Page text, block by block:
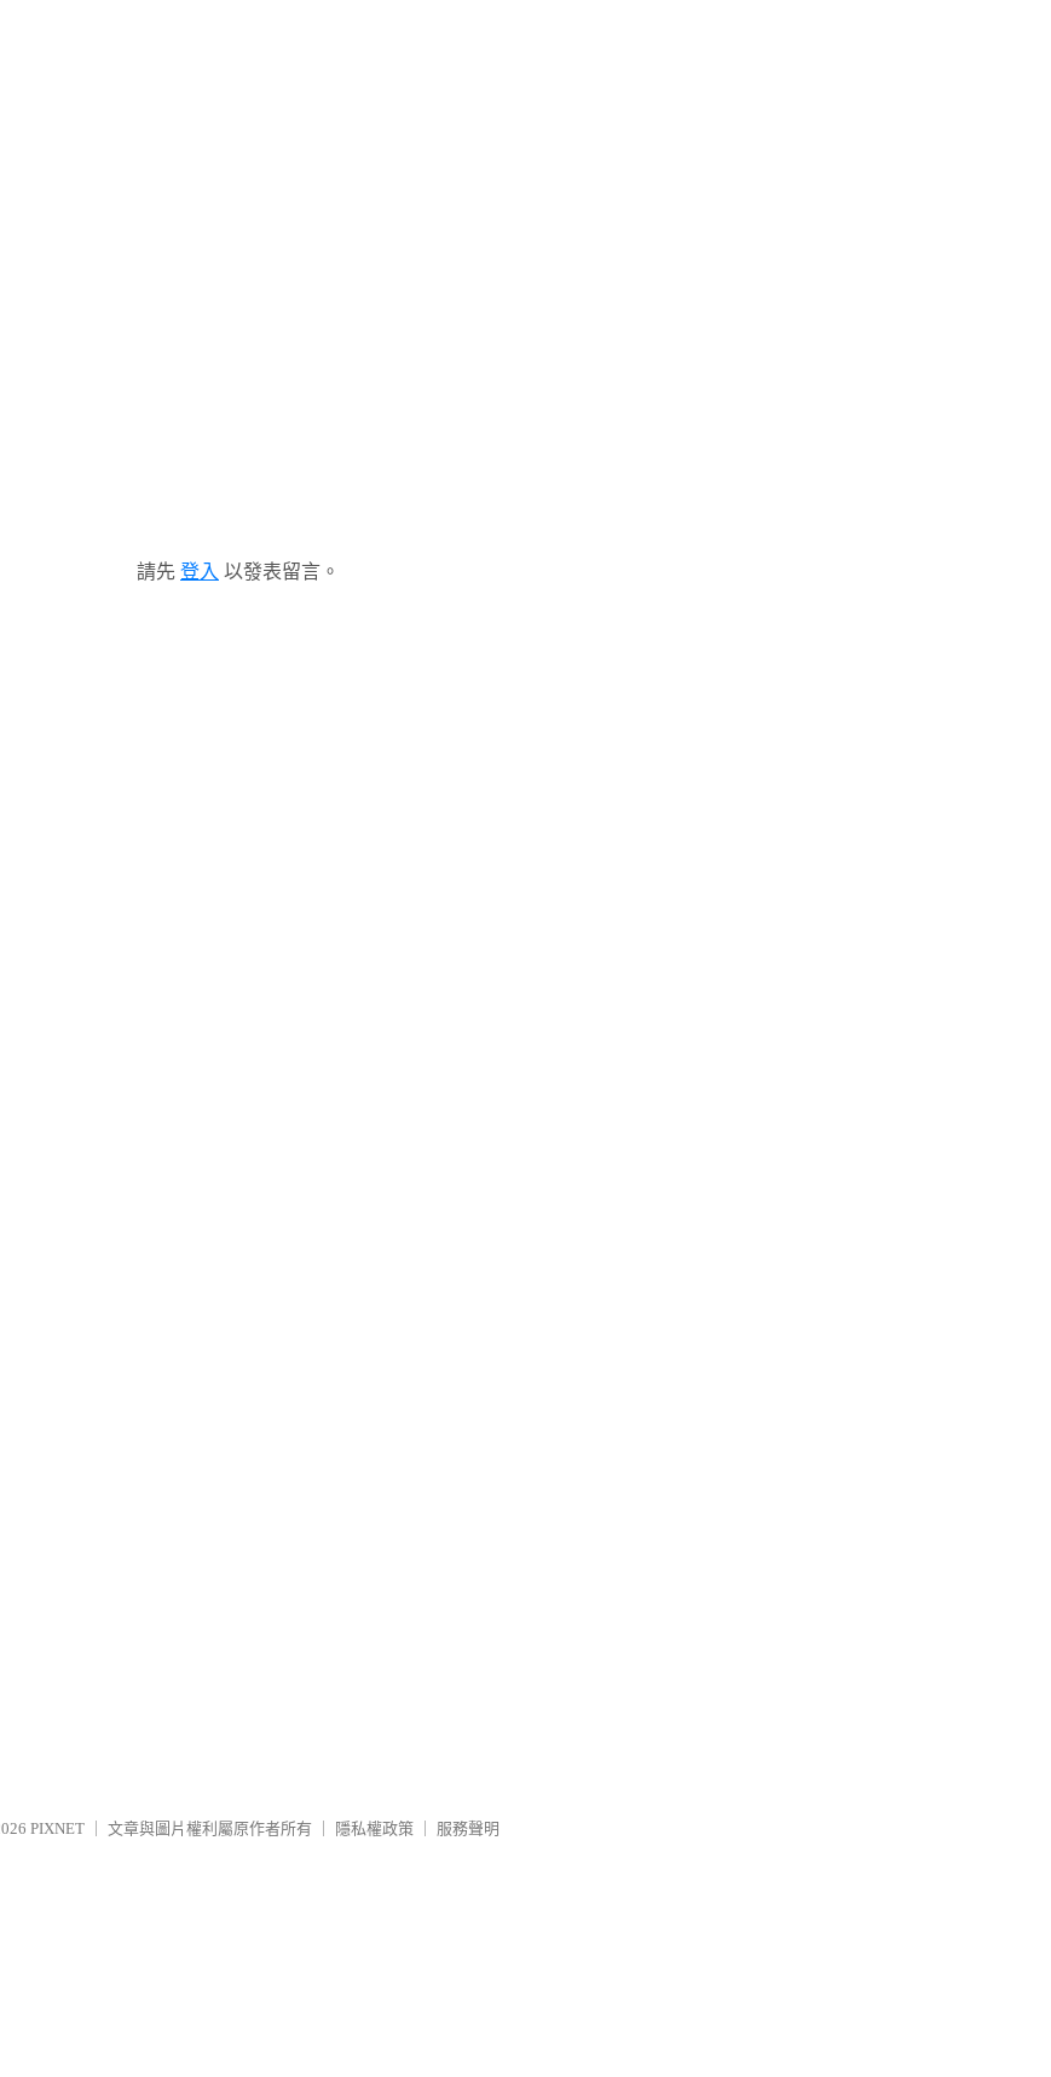
請先 登入 以發表留言。
PIXNET 文章與圖片權利屬原作者所有 隱私權政策 服務聲明